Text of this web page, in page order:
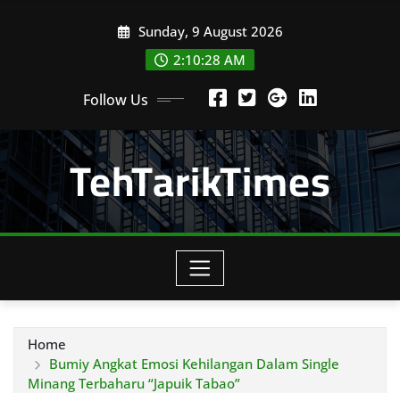
Sunday, 9 August 2026
2:10:29 AM
Follow Us
TehTarikTimes
Home
Bumiy Angkat Emosi Kehilangan Dalam Single
Minang Terbaharu “Japuik Tabao”